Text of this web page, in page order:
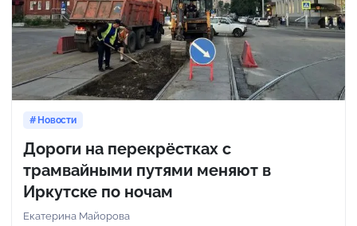
Новости
Дороги на перекрёстках с
трамвайными путями меняют в
Иркутске по ночам
Екатерина Майорова